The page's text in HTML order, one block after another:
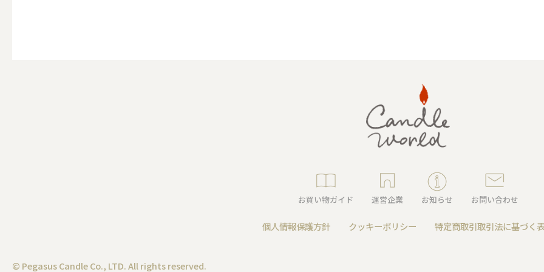
ピラーキャンドル
お買い物ガイド 運営企業 お知らせ お問い合わせ
個人情報保護方針 クッキーポリシー 特定商取引取引法に基づく
© Pegasus Candle Co., LTD. All rights reserved.